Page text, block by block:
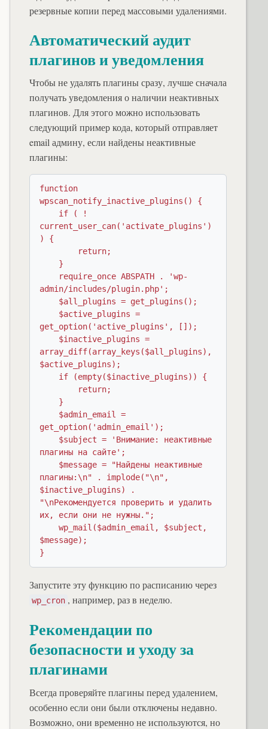
резервные копии перед массовыми удалениями.
Автоматический аудит
плагинов и уведомления
Чтобы не удалять плагины сразу, лучше сначала
получать уведомления о наличии неактивных
плагинов. Для этого можно использовать
следующий пример кода, который отправляет
email админу, если найдены неактивные
плагины:
function
wpscan_notify_inactive_plugins() {
current_user_can('activate_plugins')
) {
admin/includes/plugin.php';
get_option('active_plugins', []);
array_diff(array_keys($all_plugins),
$active_plugins);
get_option('admin_email');
плагины на сайте';
плагины:\n" . implode("\n",
$inactive_plugins) .
"\nРекомендуется проверить и удалить
их, если они не нужны.";
$message);
}
Запустите эту функцию по расписанию через
wp_cron , например, раз в неделю.
Рекомендации по
безопасности и уходу за
плагинами
Всегда проверяйте плагины перед удалением,
особенно если они были отключены недавно.
Возможно, они временно не используются, но